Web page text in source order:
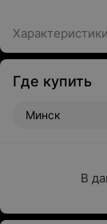
Характеристики
Где купить
Минск
В